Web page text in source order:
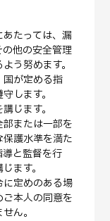
たっては、漏
他の安全管理
う努めます。
が定める指
します。
じます。
または一部を
護水準を満た
と監督を行
ます。
定めのある場
本人の同意を
ん。